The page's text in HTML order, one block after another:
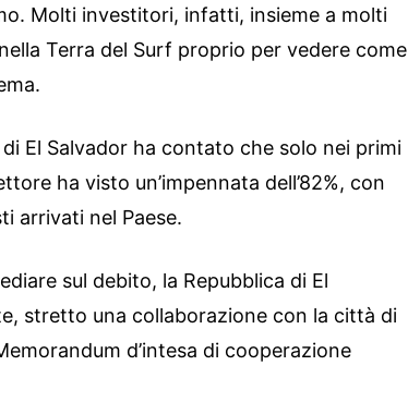
Molti investitori, infatti, insieme a molti
Terra del Surf proprio per vedere come
di El Salvador ha contato che solo nei primi
ha visto un’impennata dell’82%, con
arrivati nel Paese.
sul debito, la Repubblica di El
stretto una collaborazione con la città di
d’intesa di cooperazione